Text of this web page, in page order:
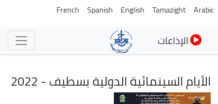
تجاوز
Arabic
Tamazight
English
Spanish
French
الإذاعات
الأيام السينمائية الدولية بسطيف - 2022
الصورة